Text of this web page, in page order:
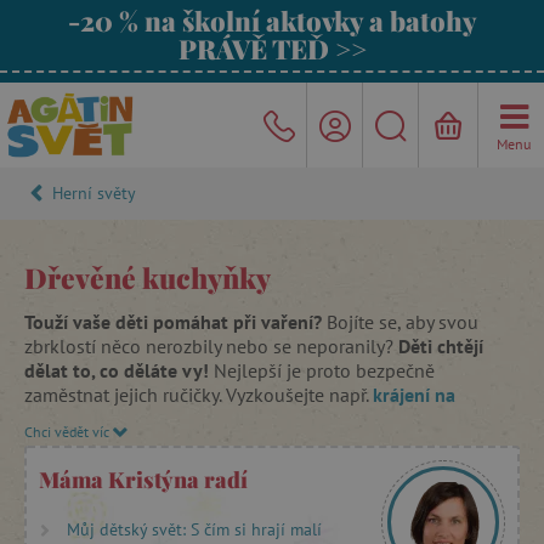
-20 % na školní aktovky a batohy
PRÁVĚ TEĎ >>
Menu
Herní světy
Dřevěné kuchyňky
Touží vaše děti pomáhat při vaření? Bojíte se, aby svou
zbrklostí něco nerozbily nebo se neporanily? Děti chtějí
dělat to, co děláte vy! Nejlepší je proto bezpečně
zaměstnat jejich ručičky. Vyzkoušejte např. krájení na
mnoho dalších potravin vyrobených ze dřeva. Rozkrájené
suroviny dejte dětem do kastrůlku. Určitě je potěší, že
mohou míchat ingredience stejně jako vy.
A co by to bylo za
kuchaře, kdyby jim chyběla
V Agátině světě
Chci vědět víc
Máma Kristýna radí
Můj dětský svět: S čím si hrají malí